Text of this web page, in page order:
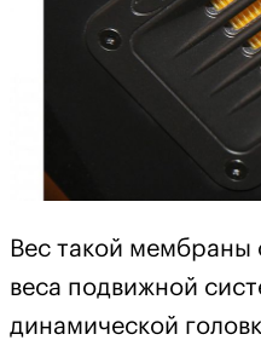
Вес такой
веса подвижной
динамической